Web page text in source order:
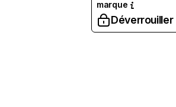
marque
Déverrouiller